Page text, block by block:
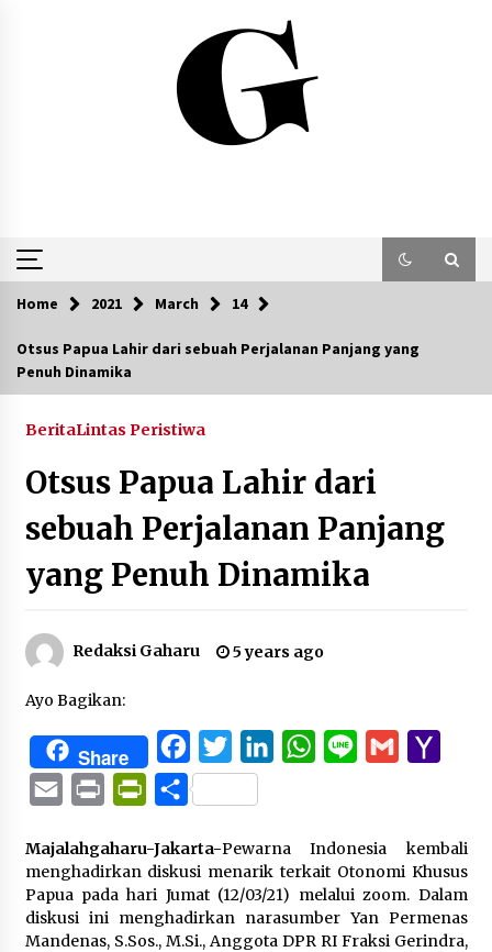
Home 2021 March 14
Otsus Papua Lahir dari sebuah Perjalanan Panjang yang
Penuh Dinamika
BeritaLintas Peristiwa
Otsus Papua Lahir dari
sebuah Perjalanan Panjang
yang Penuh Dinamika
Redaksi Gaharu 5 years ago
Ayo Bagikan:
Share FacebookTwitterLinkedInWhatsApp
Line Gmail
Email Print PrintFriendly
Share
Majalahgaharu-Jakarta-Pewarna Indonesia kembali
menghadirkan diskusi menarik terkait Otonomi Khusus
Papua pada hari Jumat (12/03/21) melalui zoom. Dalam
diskusi ini menghadirkan narasumber Yan Permenas
Mandenas, S.Sos., M.Si., Anggota DPR RI Fraksi Gerindra,